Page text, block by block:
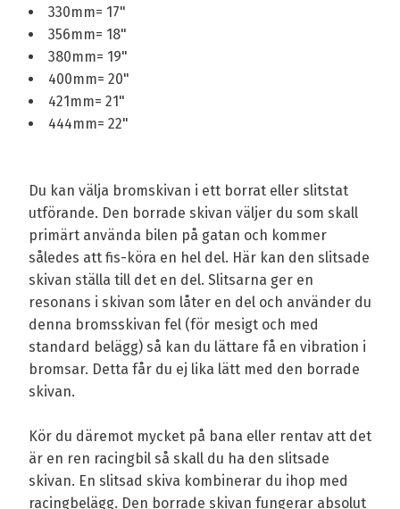
330mm= 17"
356mm= 18"
380mm= 19"
400mm= 20"
421mm= 21"
444mm= 22"
Du kan välja bromskivan i ett borrat eller slitstat
utförande. Den borrade skivan väljer du som skall
primärt använda bilen på gatan och kommer
således att fis-köra en hel del. Här kan den slitsade
skivan ställa till det en del. Slitsarna ger en
resonans i skivan som låter en del och använder du
denna bromsskivan fel (för mesigt och med
standard belägg) så kan du lättare få en vibration i
bromsar. Detta får du ej lika lätt med den borrade
skivan.
Kör du däremot mycket på bana eller rentav att det
är en ren racingbil så skall du ha den slitsade
skivan. En slitsad skiva kombinerar du ihop med
racingbelägg. Den borrade skivan fungerar absolut